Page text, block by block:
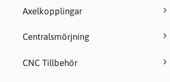
Axelkopplingar
Centralsmörjning
CNC Tillbehör